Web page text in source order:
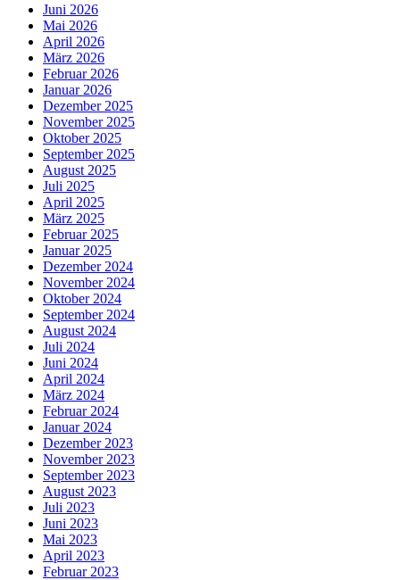
Juni 2026
Mai 2026
April 2026
März 2026
Februar 2026
Januar 2026
Dezember 2025
November 2025
Oktober 2025
September 2025
August 2025
Juli 2025
April 2025
März 2025
Februar 2025
Januar 2025
Dezember 2024
November 2024
Oktober 2024
September 2024
August 2024
Juli 2024
Juni 2024
April 2024
März 2024
Februar 2024
Januar 2024
Dezember 2023
November 2023
September 2023
August 2023
Juli 2023
Juni 2023
Mai 2023
April 2023
Februar 2023